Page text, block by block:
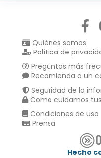
Quiénes somos
Política de
Preguntas más
Recomienda a un
Seguridad de la
Como cuidamos
Condiciones de uso
Prensa
Hecho